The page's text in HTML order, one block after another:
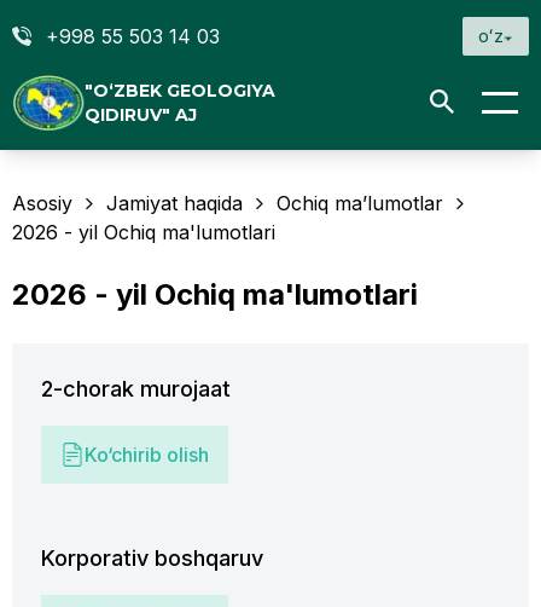
+998 55 503 14 03 oʻz
"O‘ZBEK GEOLOGIYA
QIDIRUV" AJ
Asosiy Jamiyat haqida
Ochiq ma’lumotlar
2026 - yil Ochiq ma'lumotlari
2026 - yil Ochiq ma'lumotlari
2-chorak murojaat
Ko‘chirib olish
Korporativ boshqaruv